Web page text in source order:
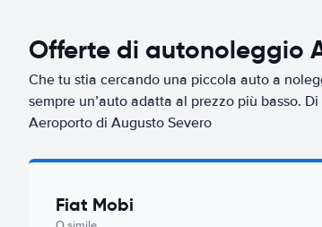
Offerte di autonoleggio
Che tu stia cercando una piccola auto a
sempre un’auto adatta al prezzo più basso.
Aeroporto di Augusto Severo
Fiat Mobi